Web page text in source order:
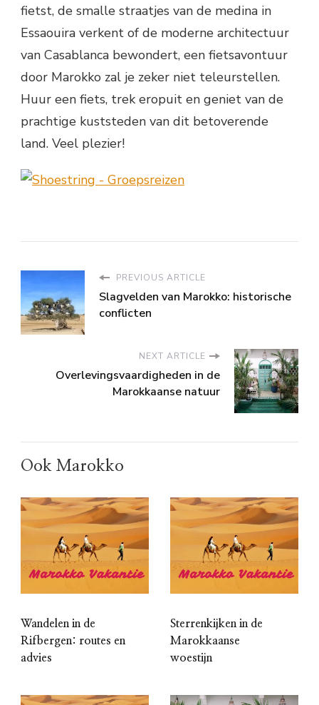
fietst, de smalle straatjes van de medina in
Essaouira verkent of de moderne architectuur
van Casablanca bewondert, een fietsavontuur
door Marokko zal je zeker niet teleurstellen.
Huur een fiets, trek eropuit en geniet van de
prachtige kuststeden van dit betoverende
land. Veel plezier!
PREVIOUS ARTICLE
Slagvelden van Marokko: historische
conflicten
NEXT ARTICLE
Overlevingsvaardigheden in de
Marokkaanse natuur
Ook Marokko
Wandelen in de
Rifbergen: routes en
advies
Sterrenkijken in de
Marokkaanse
woestijn